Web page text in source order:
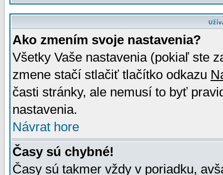
Ako zmením svoje nastavenia?
Všetky Vaše nastavenia (pokiaľ ste
zmene stačí stlačiť tlačítko odkazu
časti stránky, ale nemusí to byť
nastavenia.
Návrat hore
Časy sú chybné!
Časy sú takmer vždy v poriadku,